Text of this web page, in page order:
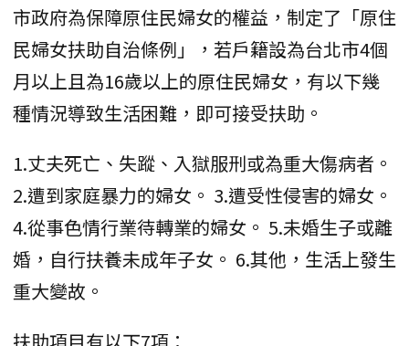
市政府為保障原住民婦女的權益，制定了「原住
民婦女扶助自治條例」，若戶籍設為台北市4個
月以上且為16歲以上的原住民婦女，有以下幾
種情況導致生活困難，即可接受扶助。
1.丈夫死亡、失蹤、入獄服刑或為重大傷病者。
2.遭到家庭暴力的婦女。 3.遭受性侵害的婦女。
4.從事色情行業待轉業的婦女。 5.未婚生子或離
婚，自行扶養未成年子女。 6.其他，生活上發生
重大變故。